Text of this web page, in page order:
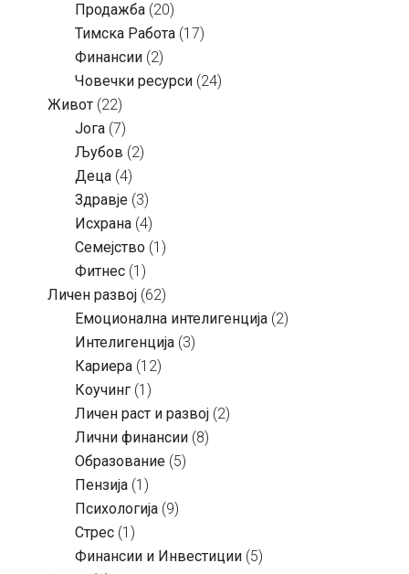
Продажба (20)
Тимска Работа (17)
Финансии (2)
Човечки ресурси (24)
Живот (22)
Јога (7)
Љубов (2)
Деца (4)
Здравје (3)
Исхрана (4)
Семејство (1)
Фитнес (1)
Личен развој (62)
Емоционална интелигенција (2)
Интелигенција (3)
Кариера (12)
Коучинг (1)
Личен раст и развој (2)
Лични финансии (8)
Образование (5)
Пензија (1)
Психологија (9)
Стрес (1)
Финансии и Инвестиции (5)